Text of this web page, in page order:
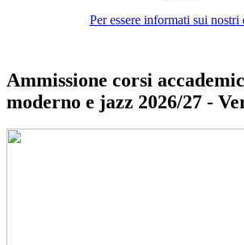
Per essere informati sui nostri
Ammissione corsi
moderno e jazz 2026/27 -